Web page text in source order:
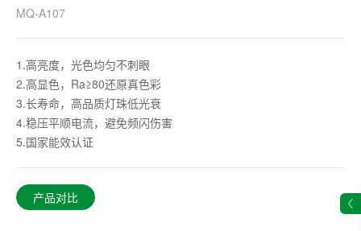
MQ-A107
1.高亮度，光色均匀不刺眼
2.高显色，Ra≥80还原真色彩
3.长寿命，高品质灯珠低光衰
4.稳压平顺电流，避免频闪伤害
5.国家能效认证
产品对比